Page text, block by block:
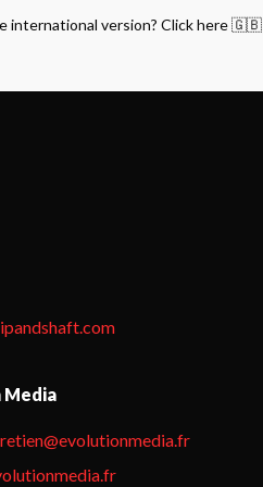
version? Click here 🇬🇧